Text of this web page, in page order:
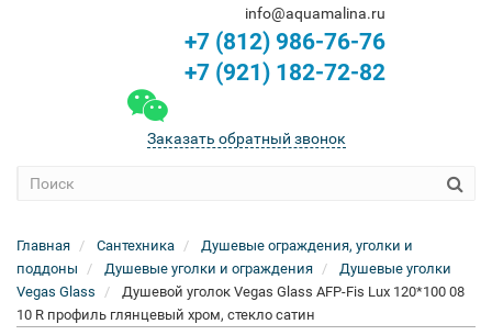
info@aquamalina.ru
+7 (812) 986-76-76
+7 (921) 182-72-82
Заказать обратный звонок
Главная Сантехника
Душевые ограждения, уголки и
поддоны
Душевые уголки и ограждения
Душевые уголки
Vegas Glass
Душевой уголок Vegas Glass AFP-Fis Lux 120*100 08
10 R профиль глянцевый хром, стекло сатин